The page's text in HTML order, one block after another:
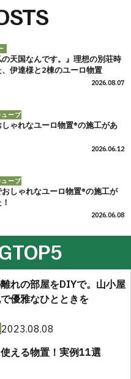
の天国なんです。』理想の別荘時
、伊達様と2棟のユーロ物置
2026.08.07
ーブ
ゃれなユーロ物置®の施工があ
2026.06.12
ーブ
しゃれなユーロ物置®の施工が
2026.06.08
TOP5
れの部屋をDIYで。山小屋
優雅なひとときを
2023.08.08
える物置！実例11選